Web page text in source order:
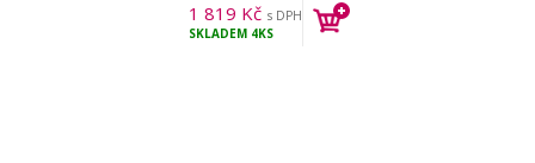
1 819 Kč s DPH
SKLADEM 4KS